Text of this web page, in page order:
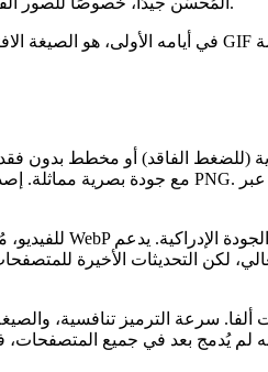
العالي، لكن التحديثات